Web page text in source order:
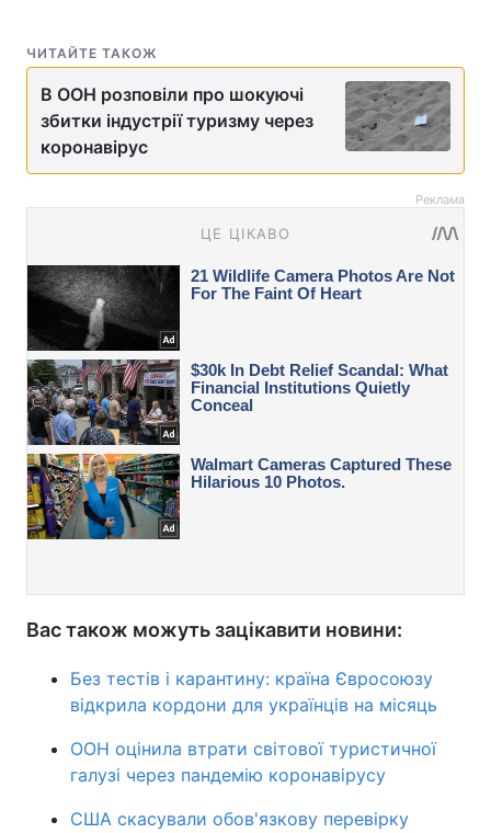
ЧИТАЙТЕ ТАКОЖ
В ООН розповіли про шокуючі
збитки індустрії туризму через
коронавірус
Реклама
Вас також можуть зацікавити новини:
Без тестів і карантину: країна Євросоюзу
відкрила кордони для українців на місяць
ООН оцінила втрати світової туристичної
галузі через пандемію коронавірусу
США скасували обов'язкову перевірку